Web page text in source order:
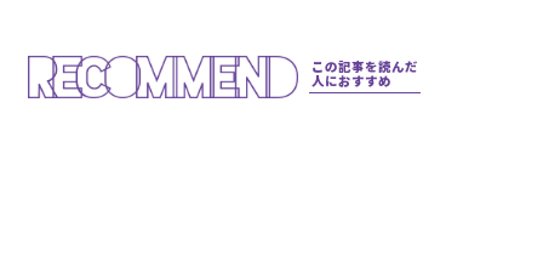
この記事を読んだ
人におすすめ